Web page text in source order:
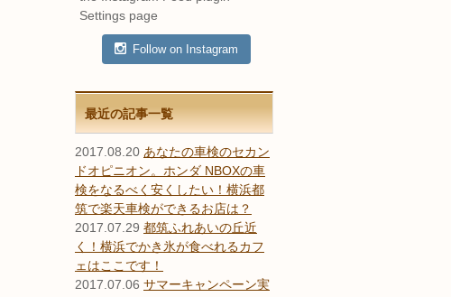
Settings page
Follow on Instagram
最近の記事一覧
2017.08.20 あなたの車検のセカン
ドオピニオン。ホンダ NBOXの車
検をなるべく安くしたい！横浜都
筑で楽天車検ができるお店は？
2017.07.29 都筑ふれあいの丘近
く！横浜でかき氷が食べれるカフ
ェはここです！
2017.07.06 サマーキャンペーン実